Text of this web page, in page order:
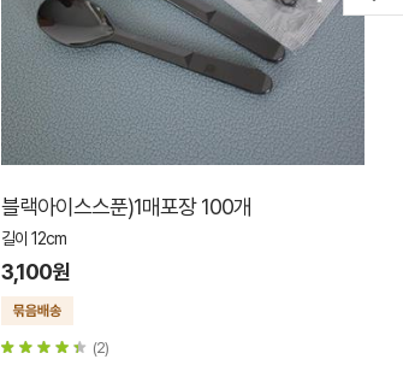
블랙아이스스푼)1매포장 100개
길이 12cm
3,100원
(2)